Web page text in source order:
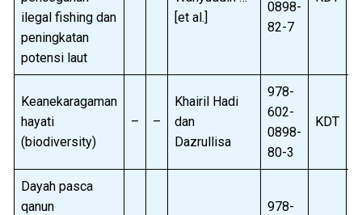
ilegal fishing dan
peningkatan
potensi laut
[et al.]
0898-
82-7
Keanekaragaman
hayati
(biodiversity)
– –
Khairil Hadi
dan
Dazrullisa
978-
602-
0898-
80-3
KDT
Dayah pasca
qanun
978-